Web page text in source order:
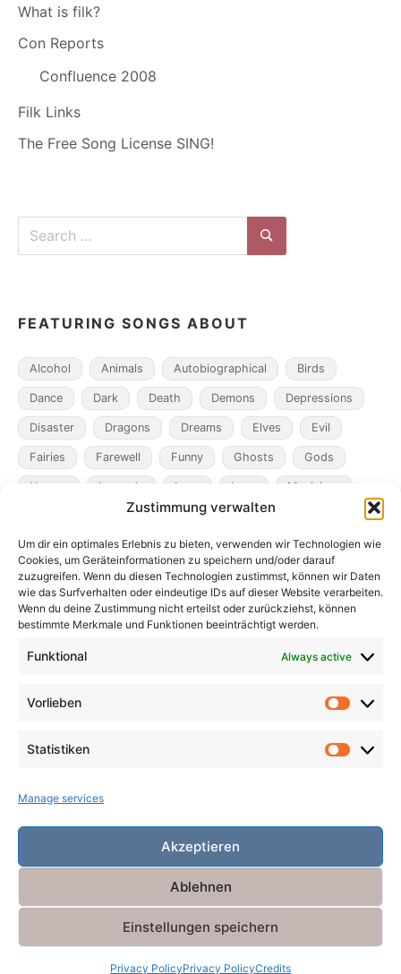
Zustimmung verwalten
Um dir ein optimales Erlebnis zu bieten, verwenden wir Technologien wie
Cookies, um Geräteinformationen zu speichern und/oder darauf
zuzugreifen. Wenn du diesen Technologien zustimmst, können wir Daten
wie das Surfverhalten oder eindeutige IDs auf dieser Website verarbeiten.
Wenn du deine Zustimmung nicht erteilst oder zurückziehst, können
bestimmte Merkmale und Funktionen beeinträchtigt werden.
Funktional Always active
Vorlieben
Statistiken
Manage services
Akzeptieren
Ablehnen
Einstellungen speichern
Privacy PolicyPrivacy PolicyCredits
What is filk?
Con Reports
Confluence 2008
Filk Links
The Free Song License SING!
Search
Search
FEATURING SONGS ABOUT
Alcohol Animals Autobiographical Birds
Dance Dark Death Demons Depressions
Disaster Dragons Dreams Elves Evil
Fairies Farewell Funny Ghosts Gods
Heroes Legends Loss Love Magicians
Mining Mistaken Identity
Murder Music Novel Obsession Pacts
Pandemic Plague Poverty Revenge
Robbers Role Playing Games Satire Ships
Powered byMiniva WordPress Theme